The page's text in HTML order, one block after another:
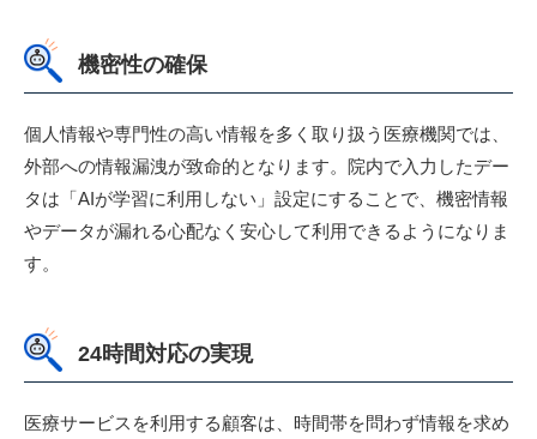
機密性の確保
個人情報や専門性の高い情報を多く取り扱う医療機関では、
外部への情報漏洩が致命的となります。院内で入力したデー
タは「AIが学習に利用しない」設定にすることで、機密情報
やデータが漏れる心配なく安心して利用できるようになりま
す。
24時間対応の実現
医療サービスを利用する顧客は、時間帯を問わず情報を求め